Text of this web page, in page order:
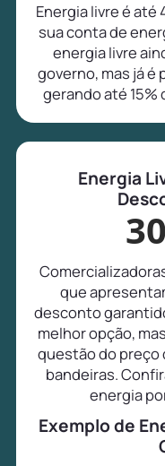
Energia livre é
sua conta de
energia livre
governo, mas já é
gerando até
Energia
que
desconto
melhor opção,
questão do preço
bandeiras.
energia
Exemplo de